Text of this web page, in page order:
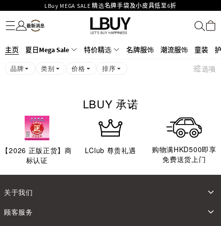
LBuy MEGA SALE 精选名牌手袋及小皮具低至6折
Goyard Hobo / Hobo Mini人气限量特别版限时原价低至75折!
LBuy呈献 - Hermès 及 Chanel 手袋及首饰低至6折，立即入手!
426号铺！
MOKO 1楼175号铺旗舰店特设名牌Hermès、CHANEL及LV专区！
购物满HKD500即享免运费！
名牌服饰
潮流服饰
童装
护肤美妆
香水香薰
个人护理
母婴护理
游戏及精品玩具
文仪用品
家居生活
电子产品
美食
医药保健
运动与户外用品
主页 夏日Mega Sale 特价精选 名牌服饰 潮流服饰 童装
品牌 类别 价格 排序 选项
LBUY 承诺
【2026 正版正货】商
标认证
LClub 尊贵礼遇
购物满HKD500即享
免费送货上门
关于我们
顾客服务